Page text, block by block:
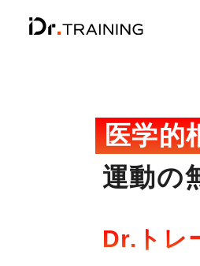
医学的
運動の
Dr.トレ